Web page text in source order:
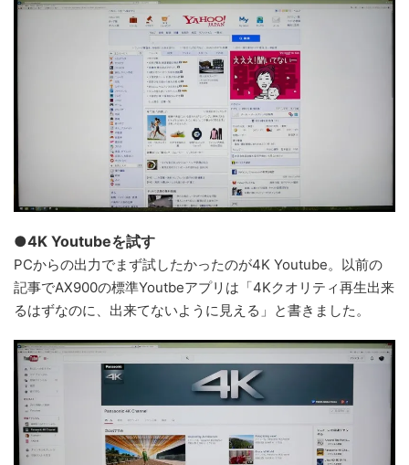
●4K Youtubeを試す
PCからの出力でまず試したかったのが4K Youtube。以前の
記事でAX900の標準Youtbeアプリは「4Kクオリティ再生出来
るはずなのに、出来てないように見える」と書きました。